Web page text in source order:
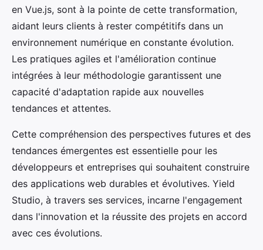
en Vue.js, sont à la pointe de cette transformation,
aidant leurs clients à rester compétitifs dans un
environnement numérique en constante évolution.
Les pratiques agiles et l'amélioration continue
intégrées à leur méthodologie garantissent une
capacité d'adaptation rapide aux nouvelles
tendances et attentes.
Cette compréhension des perspectives futures et des
tendances émergentes est essentielle pour les
développeurs et entreprises qui souhaitent construire
des applications web durables et évolutives. Yield
Studio, à travers ses services, incarne l'engagement
dans l'innovation et la réussite des projets en accord
avec ces évolutions.